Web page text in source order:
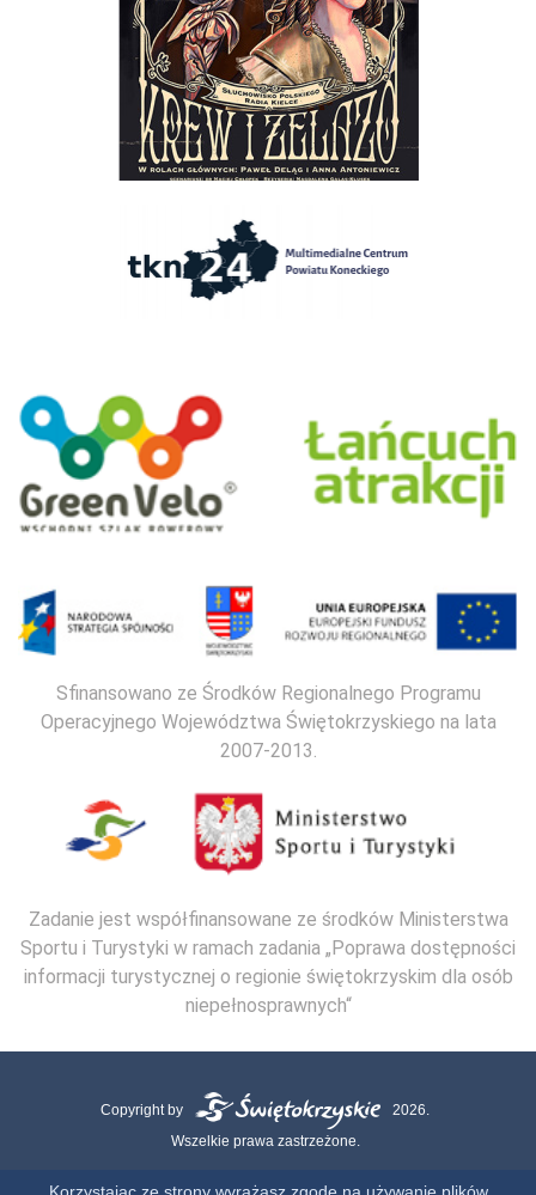
Sfinansowano ze Środków Regionalnego Programu
Operacyjnego Województwa Świętokrzyskiego na lata
2007-2013.
Zadanie jest współfinansowane ze środków Ministerstwa
Sportu i Turystyki w ramach zadania „Poprawa dostępności
informacji turystycznej o regionie świętokrzyskim dla osób
niepełnosprawnych“
Copyright by
2026.
Wszelkie prawa zastrzeżone.